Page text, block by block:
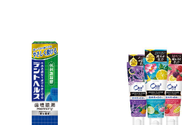
享後付」後，將跳轉至「AFTEE先享後付」
額後，即可完成結帳。
費通知簡訊。
，點擊此簡訊中的連結，可透過四大超商／
行付款，方視為交易完成。
需立刻繳費，但若您需要取消訂單，請聯絡
取消之訂單仍視為有效，需透過AFTEE先享
享後付 」之結帳頁面顯示為準，若有關於
上)免運費
上)免運費